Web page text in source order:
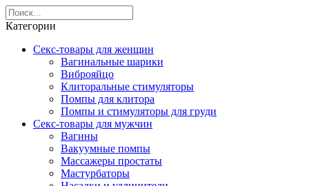
Категории
Секс-товары для женщин
Вагинальные шарики
Виброяйцо
Клиторальные стимуляторы
Помпы для клитора
Помпы и стимуляторы для груди
Секс-товары для мужчин
Вагины
Вакуумные помпы
Массажеры простаты
Мастурбаторы